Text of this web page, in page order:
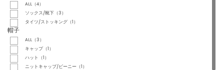
ALL（4）
ソックス/靴下（3）
タイツ/ストッキング（1）
帽子
ALL（3）
キャップ（1）
ハット（1）
ニットキャップ/ビーニー（1）